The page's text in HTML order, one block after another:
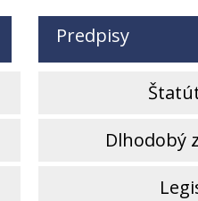
Predpisy
Dlhodobý